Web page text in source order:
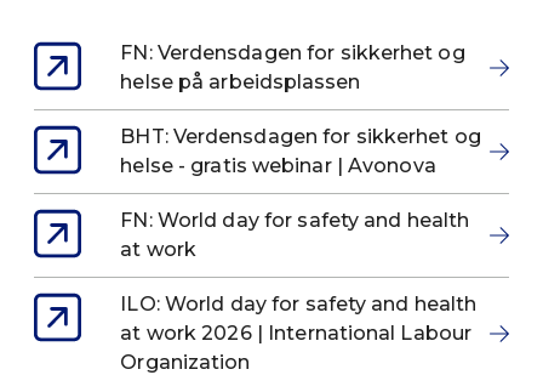
FN: Verdensdagen for sikkerhet og
helse på arbeidsplassen
BHT: Verdensdagen for sikkerhet og
helse - gratis webinar | Avonova
FN: World day for safety and health
at work
ILO: World day for safety and health
at work 2026 | International Labour
Organization